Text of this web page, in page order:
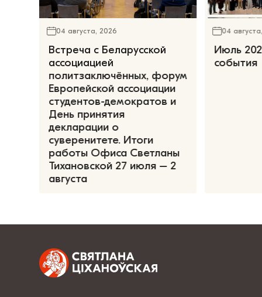
04 августа, 2026
Встреча с Беларусской
ассоциацией
политзаключённых, форум
Европейской ассоциации
студентов-демократов и
День принятия
декларации о
суверенитете. Итоги
работы Офиса Светланы
Тихановской 27 июля – 2
августа
04
Июль
события